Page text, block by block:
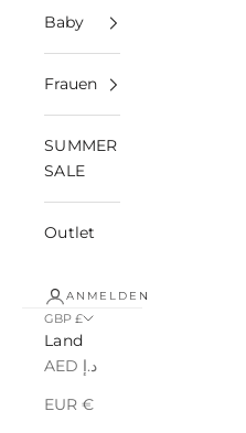
Baby
Frauen
SUMMER
SALE
Outlet
ANMELDEN
GBP £
Land
AED د.إ
EUR €